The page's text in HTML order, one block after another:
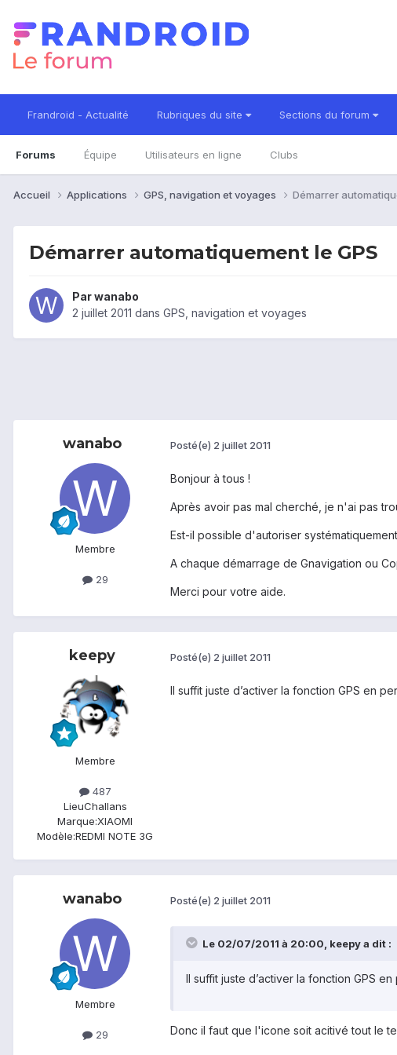
Frandroid - Actualité Rubriques du site Sections du forum
Forums Équipe Utilisateurs en ligne Clubs
Accueil Applications GPS, navigation et voyages Démarrer
Démarrer automatiquement le GPS
Parwanabo
2 juillet 2011 dans GPS, navigation et voyages
wanabo
Membre
29
Posté(e) 2 juillet 2011
Bonjour à tous !
Après avoir pas mal cherché, je n'ai pas
Est-il possible d'autoriser
A chaque démarrage de Gnavigation ou
Merci pour votre aide.
keepy
Membre
487
LieuChallans
Marque:XIAOMI
Modèle:REDMI NOTE 3G
Posté(e) 2 juillet 2011
Il suffit juste d’activer la fonction GPS en
wanabo
Membre
29
Posté(e) 2 juillet 2011
Le 02/07/2011 à 20:00, keepy a dit :
Il suffit juste d’activer la fonction GPS
Donc il faut que l'icone soit acitivé tout le